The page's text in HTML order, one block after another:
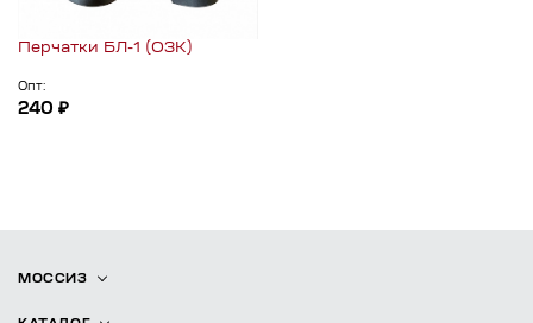
Перчатки БЛ-1 (ОЗК)
Опт:
240 ₽
МОССИЗ